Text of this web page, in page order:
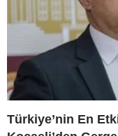
Türkiye’nin En